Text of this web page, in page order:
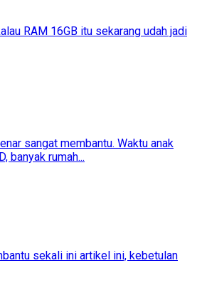
RAM 16GB itu sekarang udah jadi
sangat membantu. Waktu anak
banyak rumah...
sekali ini artikel ini, kebetulan